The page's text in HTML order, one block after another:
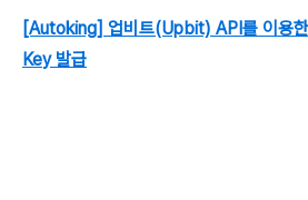
[Autoking] 업비트(Upbit) API를 이용
Key 발급